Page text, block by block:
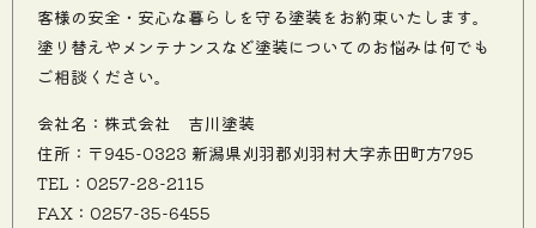
客様の安全・安心な暮らしを守る塗装をお約束いたします。
塗り替えやメンテナンスなど塗装についてのお悩みは何でも
ご相談ください。
会社名：株式会社 吉川塗装
住所：〒945-0323 新潟県刈羽郡刈羽村大字赤田町方795
TEL：0257-28-2115
FAX：0257-35-6455